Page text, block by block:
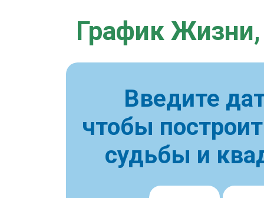
График Жизни,
Введите
чтобы
судьбы и